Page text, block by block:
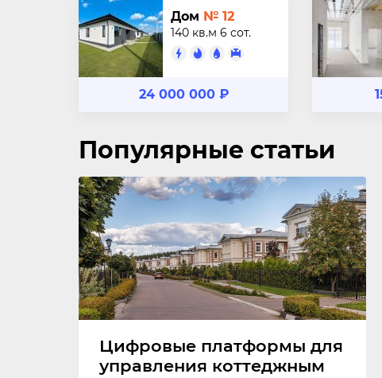
Дом № 12
140 кв.м 6 сот.
24 000 000 ₽
Популярные статьи
Цифровые платформы для
управления коттеджным